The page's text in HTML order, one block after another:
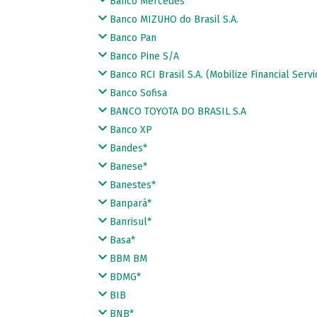
Banco MIZUHO do Brasil S.A.
Banco Pan
Banco Pine S/A
Banco RCI Brasil S.A. (Mobilize Financial
Banco Sofisa
BANCO TOYOTA DO BRASIL S.A
Banco XP
Bandes*
Banese*
Banestes*
Banpará*
Banrisul*
Basa*
BBM BM
BDMG*
BIB
BNB*